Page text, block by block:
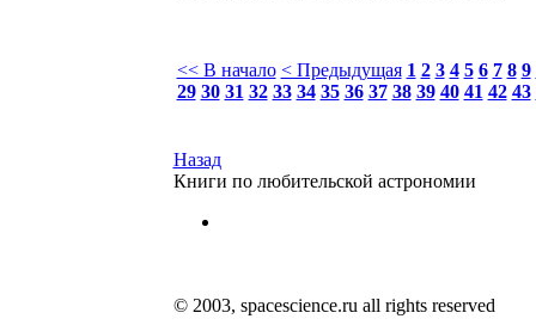
<< В начало < Предыдущая 1 2 3 4 5 6 7 8 9
29 30 31 32 33 34 35 36 37 38 39 40 41 42 43
Назад
Книги по любительской астрономии
© 2003, spacescience.ru all rights reserved